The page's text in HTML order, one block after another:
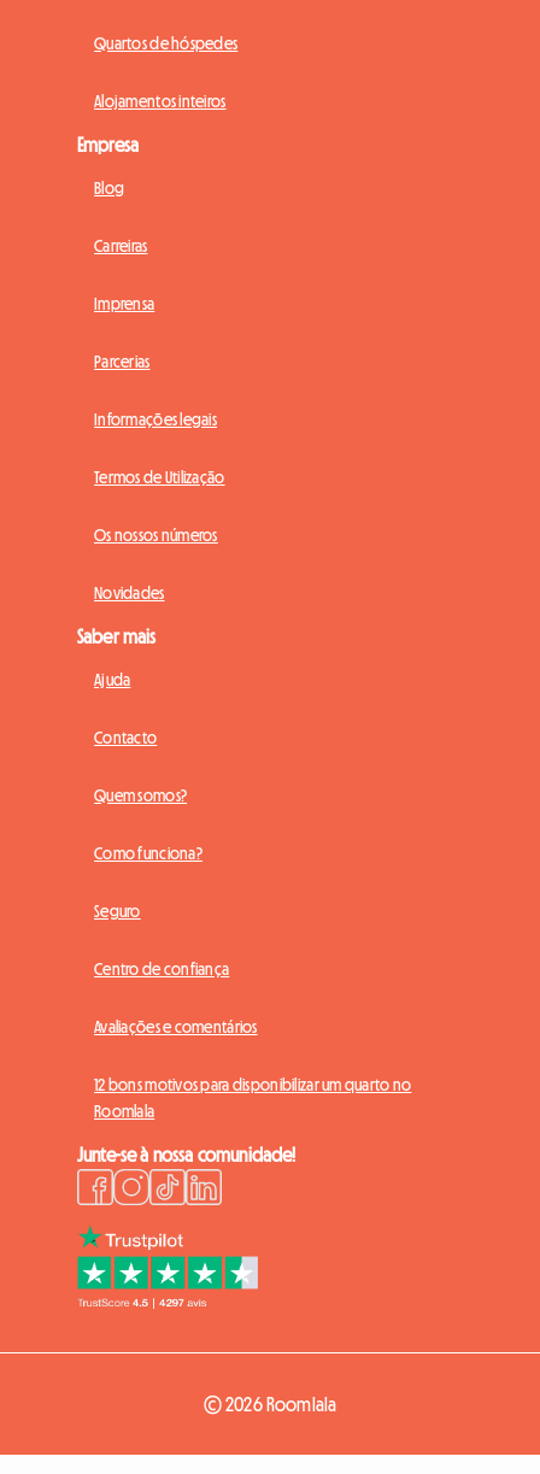
Quartos de hóspedes
Alojamentos inteiros
Empresa
Blog
Carreiras
Imprensa
Parcerias
Informações legais
Termos de Utilização
Os nossos números
Novidades
Saber mais
Ajuda
Contacto
Quem somos?
Como funciona?
Seguro
Centro de confiança
Avaliações e comentários
12 bons motivos para disponibilizar um quarto no
Roomlala
Junte-se à nossa comunidade!
© 2026 Roomlala